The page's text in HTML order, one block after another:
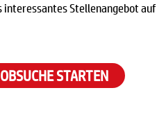
interessantes Stellenangebot auf
STARTEN